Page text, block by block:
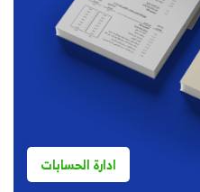
ادارة الحسابات